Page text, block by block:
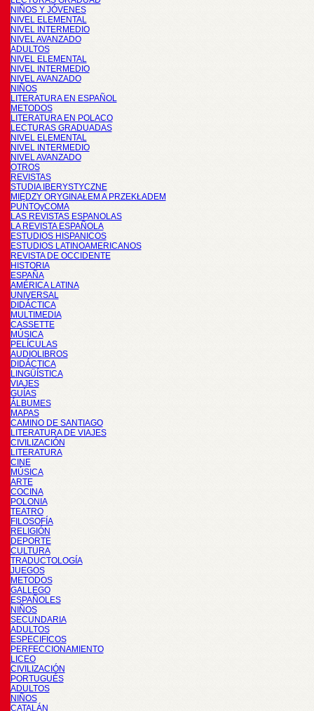
NIÑOS Y JÓVENES
NIVEL ELEMENTAL
NIVEL INTERMEDIO
NIVEL AVANZADO
ADULTOS
NIVEL ELEMENTAL
NIVEL INTERMEDIO
NIVEL AVANZADO
NIÑOS
LITERATURA EN ESPAÑOL
METODOS
LITERATURA EN POLACO
LECTURAS GRADUADAS
NIVEL ELEMENTAL
NIVEL INTERMEDIO
NIVEL AVANZADO
OTROS
REVISTAS
STUDIA IBERYSTYCZNE
MIĘDZY ORYGINAŁEM A PRZEKŁADEM
PUNTOyCOMA
LAS REVISTAS ESPANOLAS
LA REVISTA ESPAÑOLA
ESTUDIOS HISPANICOS
ESTUDIOS LATINOAMERICANOS
REVISTA DE OCCIDENTE
HISTORIA
ESPAÑA
AMÉRICA LATINA
UNIVERSAL
DIDÁCTICA
MULTIMEDIA
CASSETTE
MÚSICA
PELÍCULAS
AUDIOLIBROS
DIDÁCTICA
LINGÜÍSTICA
VIAJES
GUÍAS
ÁLBUMES
MAPAS
CAMINO DE SANTIAGO
LITERATURA DE VIAJES
CIVILIZACIÓN
LITERATURA
CINE
MÚSICA
ARTE
COCINA
POLONIA
TEATRO
FILOSOFÍA
RELIGIÓN
DEPORTE
CULTURA
TRADUCTOLOGÍA
JUEGOS
METODOS
GALLEGO
ESPAÑOLES
NIÑOS
SECUNDARIA
ADULTOS
ESPECIFICOS
PERFECCIONAMIENTO
LICEO
CIVILIZACIÓN
PORTUGUÉS
ADULTOS
NIÑOS
CATALÁN